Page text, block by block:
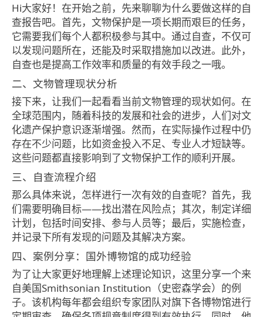
Hi大家好！在开始之前，先来聊聊为什么要做这样的自
查报告吧。首先，文物保护是一项长期而艰巨的任务，
它需要我们每个人都积极参与其中。通过自查，不仅可
以发现问题所在，还能及时采取措施加以改进。此外，
自查也是提高工作效率和质量的有效手段之一哦。
二、文物管理现状分析
接下来，让我们一起看看当前文物管理的现状如何。在
全球范围内，随着科技的发展和社会的进步，人们对文
化遗产保护意识逐渐增强。然而，在实际操作过程中仍
存在不少问题，比如资金投入不足、专业人才短缺等。
这些问题都直接影响到了文物保护工作的顺利开展。
三、自查流程介绍
那么具体来说，怎样进行一次有效的自查呢？首先，我
们需要明确目标——找出潜在风险点；其次，制定详细
计划，包括时间安排、参与人员等；最后，实施检查，
并记录下所有发现的问题及其解决方案。
四、案例分享：国外博物馆的成功经验
为了让大家更好地理解上述理论知识，这里分享一个来
自美国Smithsonian Institution（史密森学会）的例
子。该机构每年都会组织专家团队对旗下各博物馆进行